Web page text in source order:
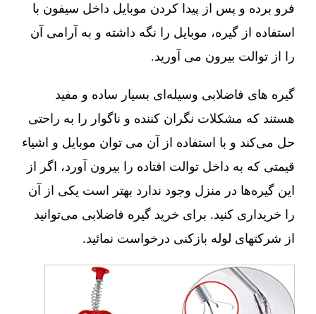
فرو برده و پس از پیدا کردن موبایل داخل سیفون با
استفاده از گیره، موبایل را نگه داشته و به آرامی آن
را از توالت بیرون می آورید.
گیره های فاضلابی وسیله‌ای بسیار ساده و مفید
هستند که مشکلات نگران کننده و ناگوار را به راحتی
حل می‌کند و با استفاده از آن می توان موبایل و اشیاء
قیمتی که به داخل توالت افتاده را بیرون آورد، اگر از
این گیره‌ها در منزل وجود ندارد بهتر است یکی از آن
را خریداری کنید. برای خرید گیره فاضلابی می‌توانید
از شرکتهای لوله بازکنی درخواست نمائید.